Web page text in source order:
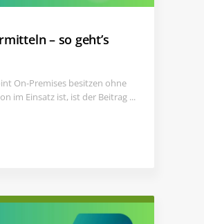
– so geht’s
On-Premises besitzen ohne
im Einsatz ist, ist der Beitrag ...